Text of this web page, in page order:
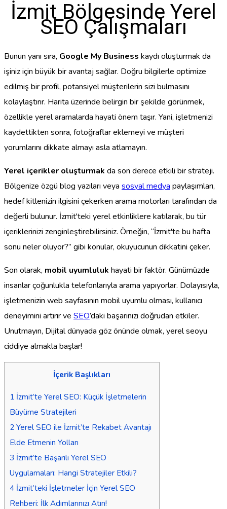
İzmit Bölgesinde Yerel
SEO Çalışmaları
Bunun yanı sıra, Google My Business kaydı oluşturmak da
işiniz için büyük bir avantaj sağlar. Doğru bilgilerle optimize
edilmiş bir profil, potansiyel müşterilerin sizi bulmasını
kolaylaştırır. Harita üzerinde belirgin bir şekilde görünmek,
özellikle yerel aramalarda hayati önem taşır. Yani, işletmenizi
kaydettikten sonra, fotoğraflar eklemeyi ve müşteri
yorumlarını dikkate almayı asla atlamayın.
Yerel içerikler oluşturmak da son derece etkili bir strateji.
Bölgenize özgü blog yazıları veya sosyal medya paylaşımları,
hedef kitlenizin ilgisini çekerken arama motorları tarafından da
değerli bulunur. İzmit'teki yerel etkinliklere katılarak, bu tür
içeriklerinizi zenginleştirebilirsiniz. Örneğin, “İzmit'te bu hafta
sonu neler oluyor?” gibi konular, okuyucunun dikkatini çeker.
Son olarak, mobil uyumluluk hayati bir faktör. Günümüzde
insanlar çoğunlukla telefonlarıyla arama yapıyorlar. Dolayısıyla,
işletmenizin web sayfasının mobil uyumlu olması, kullanıcı
deneyimini artırır ve SEO’daki başarınızı doğrudan etkiler.
Unutmayın, Dijital dünyada göz önünde olmak, yerel seoyu
ciddiye almakla başlar!
İçerik Başlıkları
1 İzmit’te Yerel SEO: Küçük İşletmelerin
Büyüme Stratejileri
2 Yerel SEO ile İzmit’te Rekabet Avantajı
Elde Etmenin Yolları
3 İzmit’te Başarılı Yerel SEO
Uygulamaları: Hangi Stratejiler Etkili?
4 İzmit’teki İşletmeler İçin Yerel SEO
Rehberi: İlk Adımlarınızı Atın!